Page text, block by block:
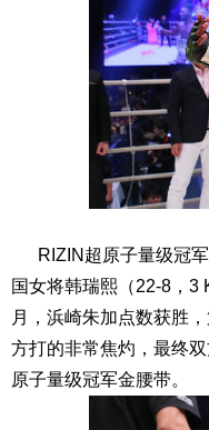
RIZIN超原子量级冠军
国女将韩瑞熙（22-8，3
月，浜崎朱加点数获胜
方打的非常焦灼，最终
原子量级冠军金腰带。